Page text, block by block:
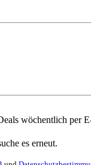
wöchentlich per
es erneut.